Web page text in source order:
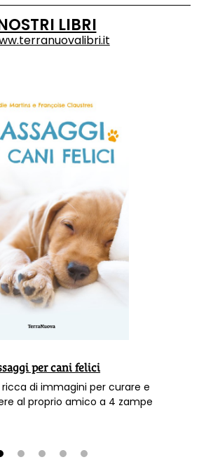
LIBRI
per cani felici
di immagini per curare e
offrire benessere al proprio amico a 4 zampe